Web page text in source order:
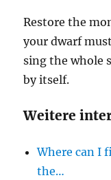
Restore the
your dwarf
sing the whole
by itself.
Weitere
Where can I
the…